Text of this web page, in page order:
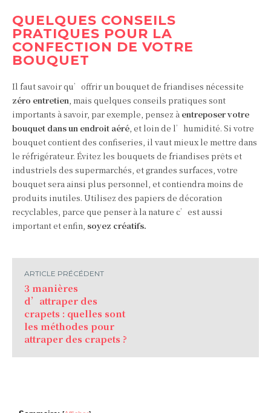
QUELQUES CONSEILS
PRATIQUES POUR LA
CONFECTION DE VOTRE
BOUQUET
Il faut savoir qu’offrir un bouquet de friandises nécessite
zéro entretien, mais quelques conseils pratiques sont
importants à savoir, par exemple, pensez à entreposer votre
bouquet dans un endroit aéré, et loin de l’humidité. Si votre
bouquet contient des confiseries, il vaut mieux le mettre dans
le réfrigérateur. Évitez les bouquets de friandises prêts et
industriels des supermarchés, et grandes surfaces, votre
bouquet sera ainsi plus personnel, et contiendra moins de
produits inutiles. Utilisez des papiers de décoration
recyclables, parce que penser à la nature c’est aussi
important et enfin, soyez créatifs.
ARTICLE PRÉCÉDENT
3 manières
d’attraper des
crapets : quelles sont
les méthodes pour
attraper des crapets ?